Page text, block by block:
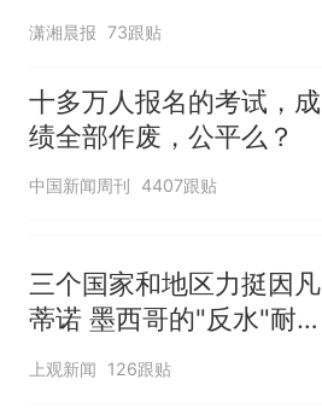
潇湘晨报 73跟贴
十多万人报名的考试，成
绩全部作废，公平么？
中国新闻周刊 4407跟贴
三个国家和地区力挺因凡
蒂诺 墨西哥的"反水"耐人
寻味
上观新闻 126跟贴